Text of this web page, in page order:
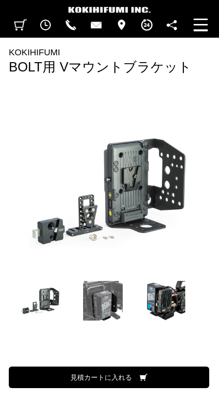
BUSINESS HOURS
FOLLOW US
KOKIHIFUMI
BOLT用 Vマウントブラケット
見積カートに入れる